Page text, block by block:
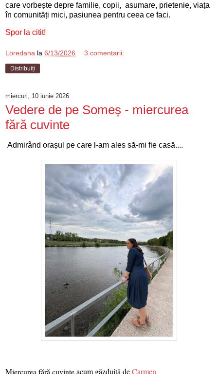
care vorbește depre familie, copii, asumare, prietenie, viața
în comunități mici, pasiunea pentru ceea ce faci.
Spor la citit!
Loredana la 6/13/2026 3 comentarii:
Distribuiți
miercuri, 10 iunie 2026
Vedere de pe Someș - miercurea
fără cuvinte
Admirând orașul pe care l-am ales să-mi fie casă....
Miercurea fără cuvinteacum găzduită deCarmen